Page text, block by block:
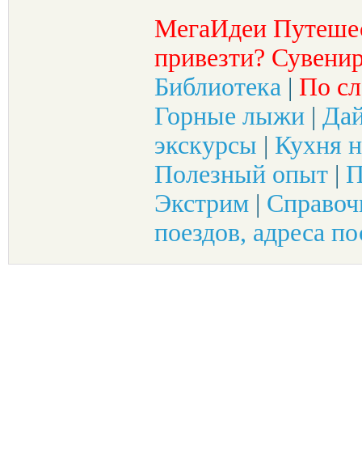
МегаИдеи
привезти?
Библиотека | По
Горные лыжи |
экскурсы | Кухня
Полезный опыт |
Экстрим |
поездов, адреса